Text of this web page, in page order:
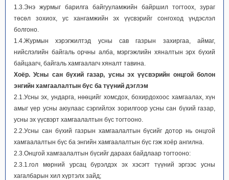
1.3.Энэ журмыг барилга байгууламжийн байршил тогтоох, зураг
төсөл зохиох, ус хангамжийн эх үүсвэрийг сонгоход үндэслэл
болгоно.
1.4.Журмын хэрэгжилтэд усны сав газрын захиргаа, аймаг,
нийслэлийн байгаль орчны алба, мэргэжлийн хяналтын эрх бүхий
байцаагч, байгаль хамгаалагч хяналт тавина.
Хоёр. Усны сан бүхий газар, усны эх үүсвэрийн онцгой болон
энгийн хамгаалалтын бүс ба түүний дэглэм
2.1.Усны эх, ундарга, нөөцийг хомсдох, бохирдохоос хамгаалах, хүн
амыг үер усны аюулаас сэргийлэх зорилгоор усны сан бүхий газар,
усны эх үүсвэрт хамгаалалтын бүс тогтооно.
2.2.Усны сан бүхий газрын хамгаалалтын бүсийг дотор нь онцгой
хамгаалалтын бүс ба энгийн хамгаалалтын бүс гэж хоёр ангилна.
2.3.Онцгой хамгаалалтын бүсийг дараах байдлаар тогтооно:
2.3.1.гол мөрний урсац бүрэлдэх эх хэсэгт түүний эргээс усны
хагалбарын хил хүртэлх зайд;